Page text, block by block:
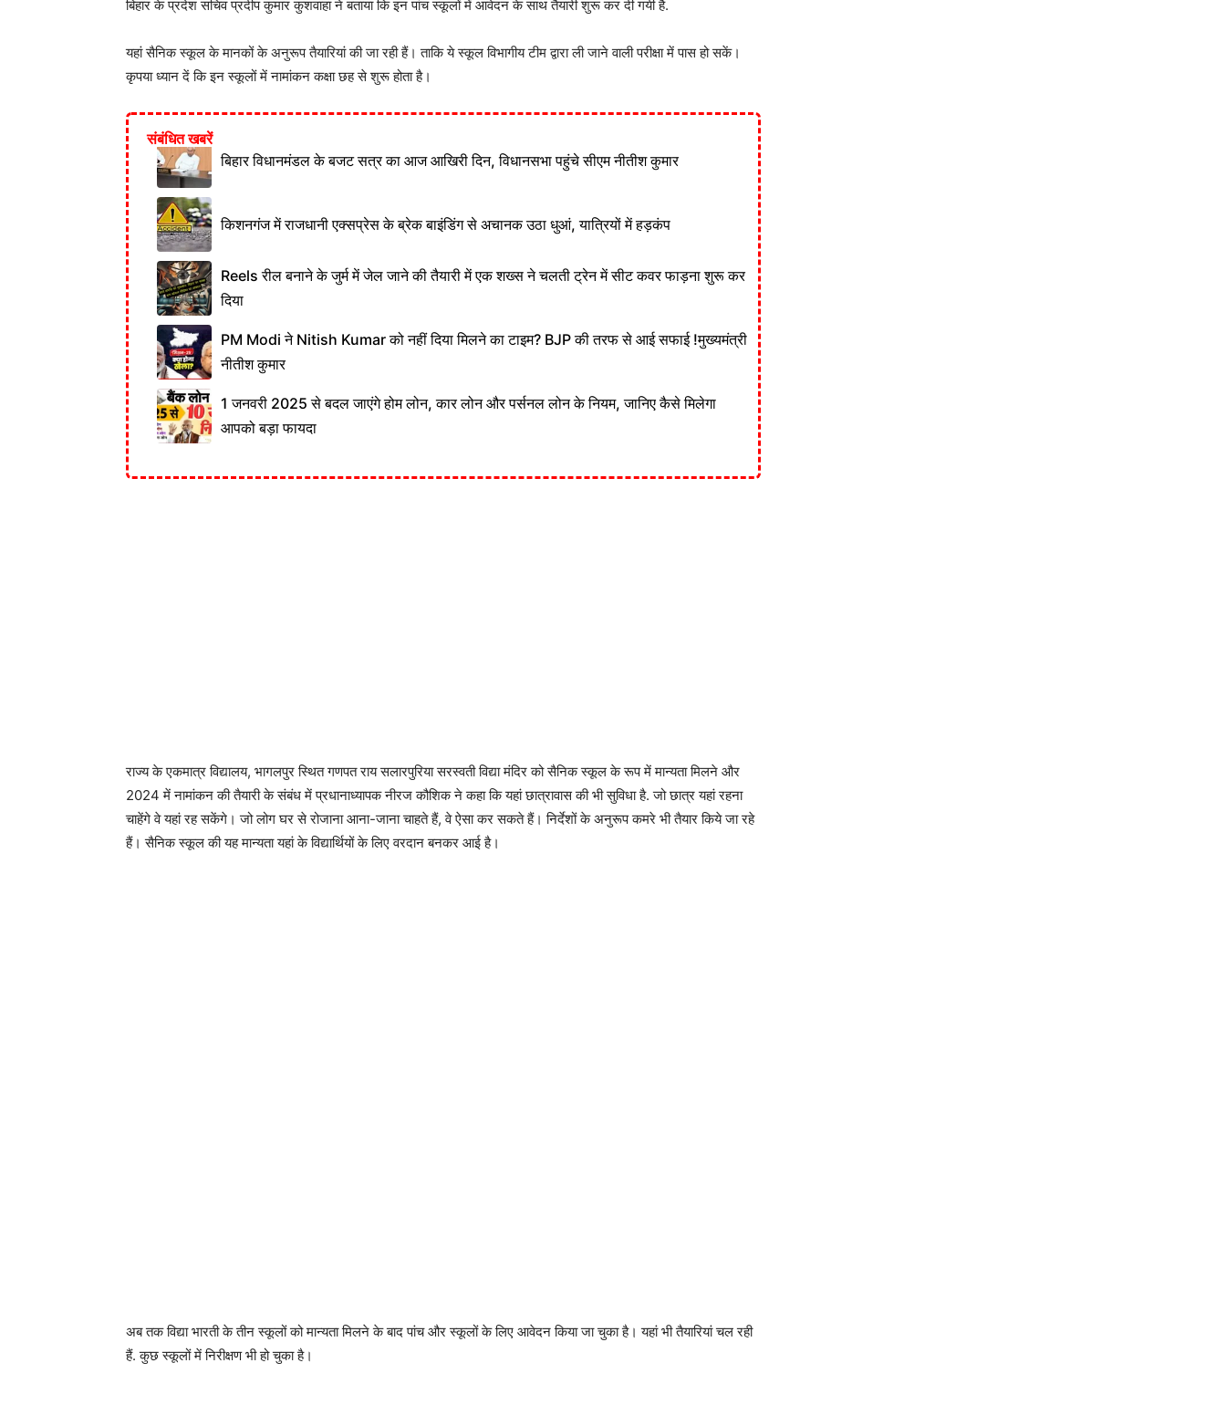
बिहार के प्रदेश सचिव प्रदीप कुमार कुशवाहा ने बताया कि इन पांच स्कूलों में आवेदन के साथ तैयारी शुरू कर दी गयी है.
यहां सैनिक स्कूल के मानकों के अनुरूप तैयारियां की जा रही हैं। ताकि ये स्कूल विभागीय टीम द्वारा ली जाने वाली परीक्षा में पास हो सकें।
कृपया ध्यान दें कि इन स्कूलों में नामांकन कक्षा छह से शुरू होता है।
संबंधित खबरें
बिहार विधानमंडल के बजट सत्र का आज आखिरी दिन, विधानसभा पहुंचे सीएम नीतीश कुमार
किशनगंज में राजधानी एक्सप्रेस के ब्रेक बाइंडिंग से अचानक उठा धुआं, यात्रियों में हड़कंप
Reels रील बनाने के जुर्म में जेल जाने की तैयारी में एक शख्स ने चलती ट्रेन में सीट कवर फाड़ना शुरू कर
दिया
PM Modi ने Nitish Kumar को नहीं दिया मिलने का टाइम? BJP की तरफ से आई सफाई !मुख्यमंत्री
नीतीश कुमार
1 जनवरी 2025 से बदल जाएंगे होम लोन, कार लोन और पर्सनल लोन के नियम, जानिए कैसे मिलेगा
आपको बड़ा फायदा
राज्य के एकमात्र विद्यालय, भागलपुर स्थित गणपत राय सलारपुरिया सरस्वती विद्या मंदिर को सैनिक स्कूल के रूप में मान्यता मिलने और
2024 में नामांकन की तैयारी के संबंध में प्रधानाध्यापक नीरज कौशिक ने कहा कि यहां छात्रावास की भी सुविधा है. जो छात्र यहां रहना
चाहेंगे वे यहां रह सकेंगे। जो लोग घर से रोजाना आना-जाना चाहते हैं, वे ऐसा कर सकते हैं। निर्देशों के अनुरूप कमरे भी तैयार किये जा रहे
हैं। सैनिक स्कूल की यह मान्यता यहां के विद्यार्थियों के लिए वरदान बनकर आई है।
अब तक विद्या भारती के तीन स्कूलों को मान्यता मिलने के बाद पांच और स्कूलों के लिए आवेदन किया जा चुका है। यहां भी तैयारियां चल रही
हैं. कुछ स्कूलों में निरीक्षण भी हो चुका है।